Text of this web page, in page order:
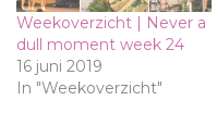
Weekoverzicht | Never a
dull moment week 24
16 juni 2019
In "Weekoverzicht"